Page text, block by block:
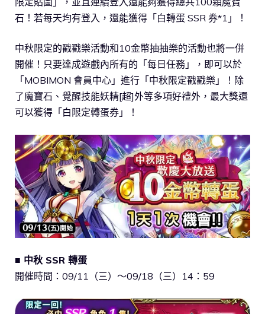
石！若每天均有登入，還能獲得「白轉蛋 SSR 券*1」！
中秋限定的戳戳樂活動和10金幣抽抽樂的活動也將一併
開催！只要達成遊戲內所有的「每日任務」，即可以於
「MOBIMON 會員中心」進行「中秋限定戳戳樂」！除
了魔寶石、覺醒技能妖精[超]外等多項好禮外，最大獎還
可以獲得「白限定轉蛋券」！
■ 中秋 SSR 轉蛋
開催時間：09/11（三）～09/18（三）14：59